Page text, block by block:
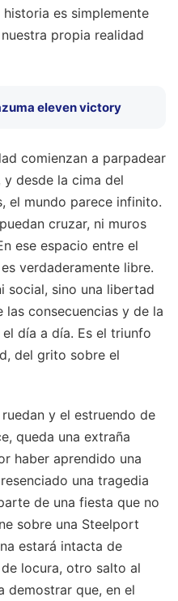
es simplemente
propia realidad
eleven victory
comienzan a parpadear
desde la cima del
el mundo parece infinito.
cruzar, ni muros
ese espacio entre el
verdaderamente libre.
social, sino una libertad
consecuencias y de la
día a día. Es el triunfo
del grito sobre el
y el estruendo de
queda una extraña
haber aprendido una
una tragedia
de una fiesta que no
sobre una Steelport
estará intacta de
locura, otro salto al
demostrar que, en el